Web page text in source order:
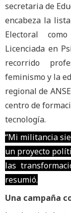
secretaria de
encabeza la
Electoral
Licenciada en
recorrido
feminismo y la
regional de
centro de
tecnología.
“Mi militancia
un proyecto
las
resumió.
Una campaña